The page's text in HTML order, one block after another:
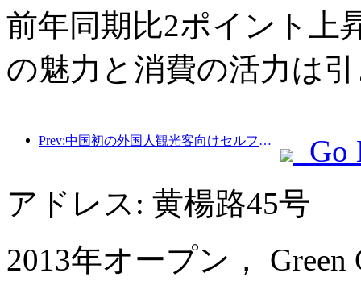
前年同期比2ポイント上
の魅力と消費の活力は
Prev:中国初の外国人観光客向けセルフサービス文化観光消費システムが上海で開始
Go
アドレス: 黄楊路45号
2013年オープン， Green